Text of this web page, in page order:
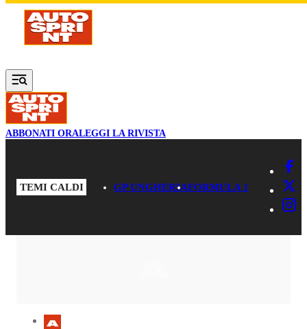
Vai al contenuto principale
ABBONATI ORALEGGI LA RIVISTA
TEMI CALDI GP UNGHERIAFORMULA 1